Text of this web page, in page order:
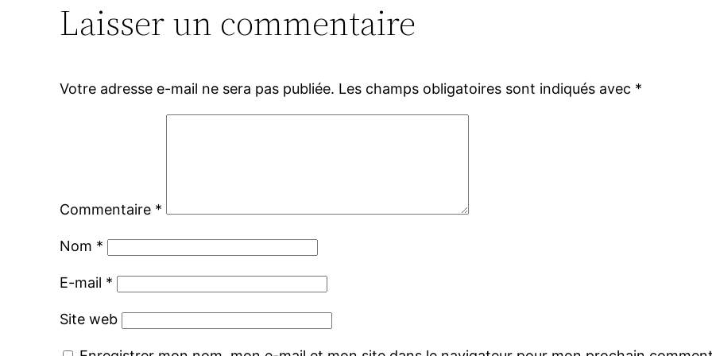
Laisser un commentaire
Votre adresse e-mail ne sera pas publiée. Les champs obligatoires sont indiqués avec *
Commentaire *
Nom *
E-mail *
Site web